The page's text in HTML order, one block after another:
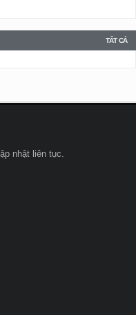
TẤT CẢ
nhật liên tục.